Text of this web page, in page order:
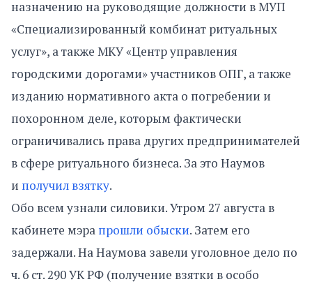
назначению на руководящие должности в МУП
«Специализированный комбинат ритуальных
услуг», а также МКУ «Центр управления
городскими дорогами» участников ОПГ, а также
изданию нормативного акта о погребении и
похоронном деле, которым фактически
ограничивались права других предпринимателей
в сфере ритуального бизнеса. За это Наумов
и получил взятку.
Обо всем узнали силовики. Утром 27 августа в
кабинете мэра прошли обыски. Затем его
задержали. На Наумова завели уголовное дело по
ч. 6 ст. 290 УК РФ (получение взятки в особо